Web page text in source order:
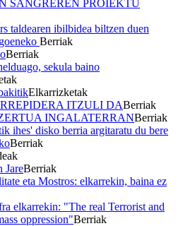
SANGREREN PROIEKTU
taldearen ibilbidea biltzen duen
Berriak
Berriak
sekula baino
Elkarrizketak
ITZULI DABerriak
INGALATERRANBerriak
ihes' disko berria argitaratu du bere
Berriak
JareBerriak
eta Mostros: elkarrekin, baina ez
elkarrekin: "The real Terrorist and
oppression"Berriak